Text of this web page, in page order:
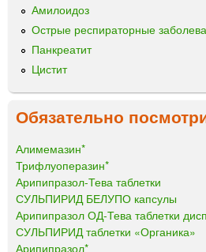
Амилоидоз
Острые респираторные
Панкреатит
Цистит
Обязательно
Алимемазин*
Трифлуоперазин*
Арипипразол-Тева таблетки
СУЛЬПИРИД БЕЛУПО капсулы
Арипипразол ОД-Тева таблетки
СУЛЬПИРИД таблетки «Органика»
Арипипразол*